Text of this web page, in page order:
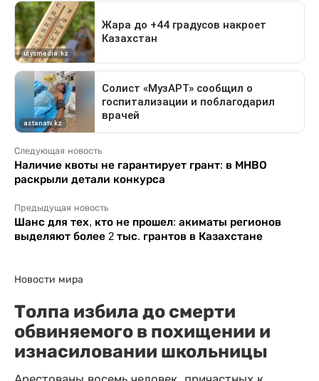
Следующая новость
Наличие квоты не гарантирует грант: в МНВО
раскрыли детали конкурса
Предыдущая новость
Шанс для тех, кто не прошел: акиматы регионов
выделяют более 2 тыс. грантов в Казахстане
Новости мира
Толпа избила до смерти
обвиняемого в похищении и
изнасиловании школьницы